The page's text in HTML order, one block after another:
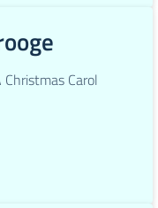
Christmas Carol